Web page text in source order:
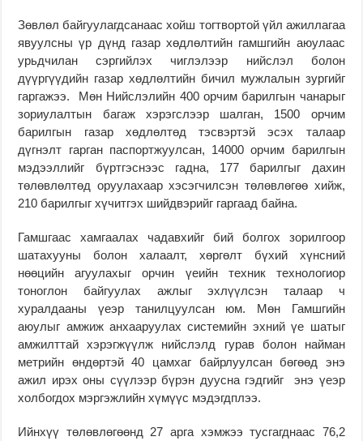
Зөвлөл байгуулагдсанаас хойш тогтвортой үйл ажиллагаа
явуулсны үр дүнд газар хөдлөлтийн гамшгийн аюулаас
урьдчилан сэргийлэх чиглэлээр нийслэл болон
дүүргүүдийн газар хөдлөлтийн бичил мужлалын зургийг
гаргажээ. Мөн Нийслэлийн 400 орчим барилгын чанарыг
зориулалтын багаж хэрэгслээр шалган, 1500 орчим
барилгын газар хөдлөлтөд тэсвэртэй эсэх талаар
дүгнэлт гарган паспортжуулсан, 14000 орчим барилгын
мэдээллийг бүртгэснээс гадна, 177 барилгыг дахин
төлөвлөлтөд оруулахаар хэсэгчилсэн төлөвлөгөө хийж,
210 барилгыг хүчитгэх шийдвэрийг гаргаад байна.
Гамшгаас хамгаалах чадавхийг бий болгох зорилгоор
шатахууны болон халаалт, хөргөлт бүхий хүнсний
нөөцийн агуулахыг орчин үеийн техник технологиор
тоноглон байгуулах ажлыг эхлүүлсэн талаар ч
хуралдааны үеэр танилцуулсан юм. Мөн Гамшгийн
аюулыг амжиж анхааруулах системийн эхний үе шатыг
амжилттай хэрэгжүүлж нийслэлд гурав болон найман
метрийн өндөртэй 40 цамхаг байрлуулсан бөгөөд энэ
ажил ирэх оны сүүлээр бүрэн дуусна гэдгийг энэ үеэр
холбогдох мэргэжлийн хүмүүс мэдэгдплээ.
Ийнхүү төлөвлөгөөнд 27 арга хэмжээ тусгагднаас 76,2